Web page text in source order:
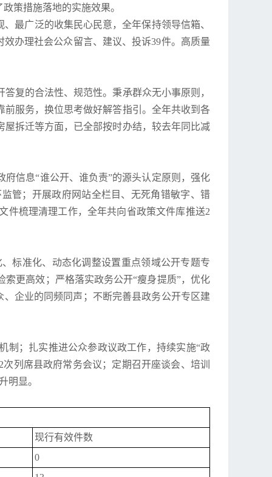
策措施落地的实施效果。
最广泛的收集民心民意，全年保持领导信箱、
办理社会公众留言、建议、投诉39件。高质量
复的合法性、规范性。秉承群众无小事原则，
服务，换位思考做好解答指引。全年共收到各
拆迁等方面，已全部按时办结，较去年同比减
信息“谁公开、谁负责”的源头认定原则，强化
管；开展政府网站全栏目、无死角错敏字、错
件梳理清理工作，全年共向省政策文件库推送2
标准化、动态化调整设置重点领域公开专题专
更高效；严格落实政务公开“瘦身提质”，优化
企业的同频同声；不断完善县政务公开专区建
制；扎实推进公众参政议政工作，持续实施“政
列席县政府常务会议；定期召开座谈会、培训
明显。
现行有效件数
0